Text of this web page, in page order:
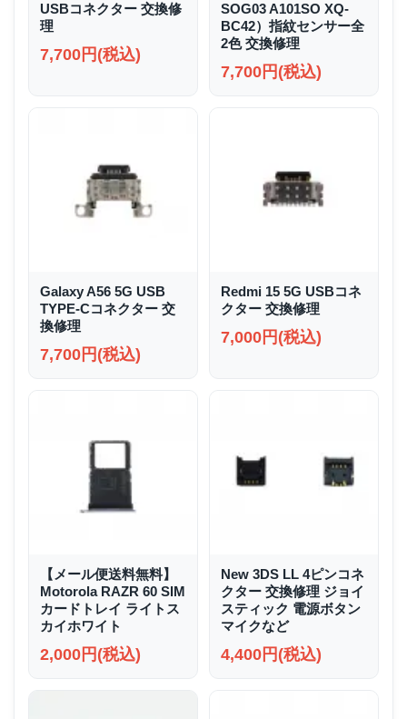
USBコネクター 交換修
理
7,700円(税込)
SOG03 A101SO XQ-
BC42）指紋センサー全
2色 交換修理
7,700円(税込)
Galaxy A56 5G USB
TYPE-Cコネクター 交
換修理
7,700円(税込)
Redmi 15 5G USBコネ
クター 交換修理
7,000円(税込)
【メール便送料無料】
Motorola RAZR 60 SIM
カードトレイ ライトス
カイホワイト
2,000円(税込)
New 3DS LL 4ピンコネ
クター 交換修理 ジョイ
スティック 電源ボタン
マイクなど
4,400円(税込)